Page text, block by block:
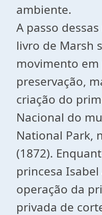
ambiente.
A passo
livro de Marsh
movimento
preservação,
criação do
Nacional do
National Park,
(1872).
princesa
operação da
privada de